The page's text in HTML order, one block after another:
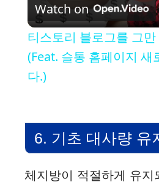
l
a
V
i
Watch on
티스토리 블로그를 그
(Feat. 슬통 홈페이지 새
다.)
6. 기초 대사량 유
체지방이 적절하게 유지